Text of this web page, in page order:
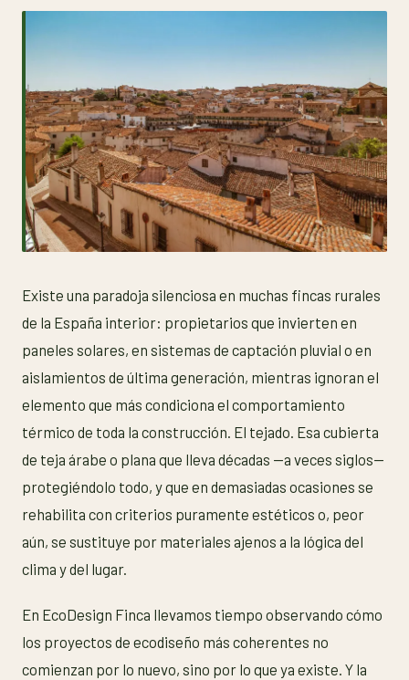
Existe una paradoja silenciosa en muchas fincas rurales
de la España interior: propietarios que invierten en
paneles solares, en sistemas de captación pluvial o en
aislamientos de última generación, mientras ignoran el
elemento que más condiciona el comportamiento
térmico de toda la construcción. El tejado. Esa cubierta
de teja árabe o plana que lleva décadas —a veces siglos—
protegiéndolo todo, y que en demasiadas ocasiones se
rehabilita con criterios puramente estéticos o, peor
aún, se sustituye por materiales ajenos a la lógica del
clima y del lugar.
En EcoDesign Finca llevamos tiempo observando cómo
los proyectos de ecodiseño más coherentes no
comienzan por lo nuevo, sino por lo que ya existe. Y la